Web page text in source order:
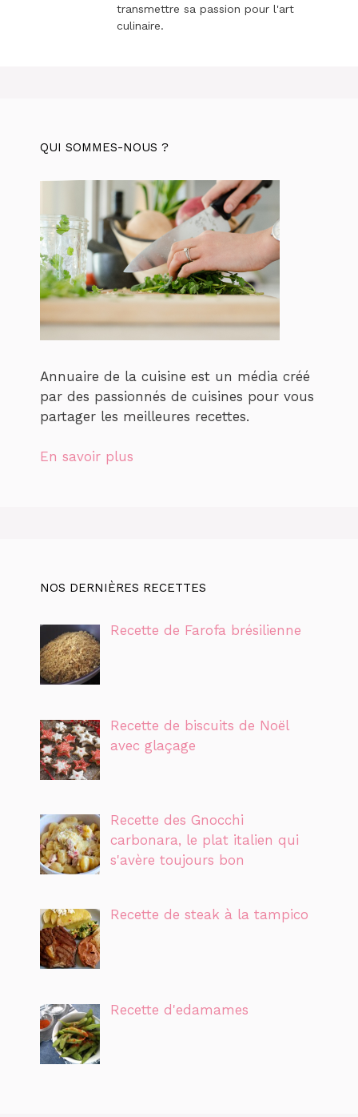
transmettre sa passion pour l'art
culinaire.
QUI SOMMES-NOUS ?
Annuaire de la cuisine est un média créé
par des passionnés de cuisines pour vous
partager les meilleures recettes.
En savoir plus
NOS DERNIÈRES RECETTES
Recette de Farofa brésilienne
Recette de biscuits de Noël
avec glaçage
Recette des Gnocchi
carbonara, le plat italien qui
s'avère toujours bon
Recette de steak à la tampico
Recette d'edamames